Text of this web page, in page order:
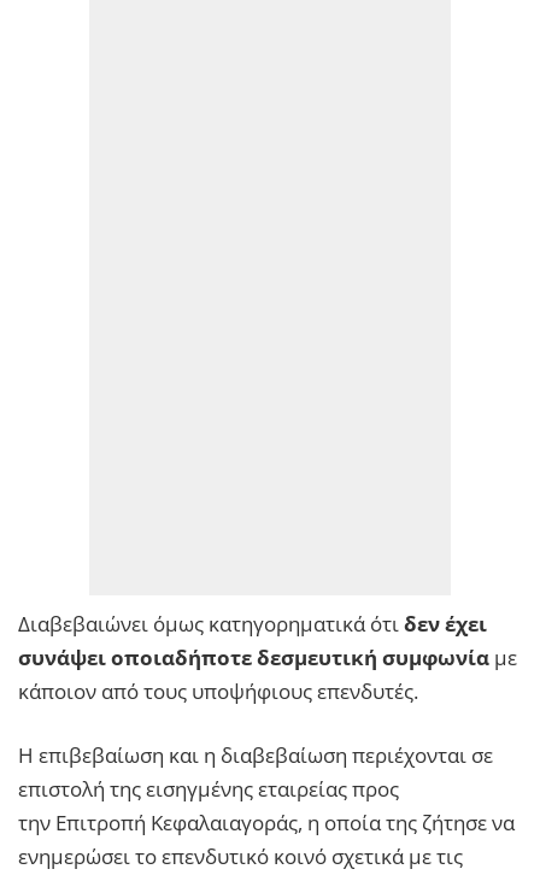
Διαβεβαιώνει όμως κατηγορηματικά ότιδεν έχει
συνάψει οποιαδήποτε δεσμευτική συμφωνία με
κάποιον από τους υποψήφιους επενδυτές.
Η επιβεβαίωση και η διαβεβαίωση περιέχονται σε
επιστολή της εισηγμένης εταιρείας προς
την Επιτροπή Κεφαλαιαγοράς, η οποία της ζήτησε να
ενημερώσει το επενδυτικό κοινό σχετικά με τις